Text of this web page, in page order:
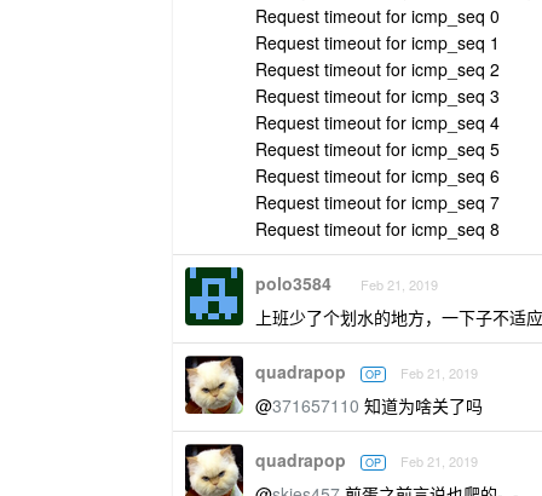
Request timeout for icmp_seq 0
Request timeout for icmp_seq 1
Request timeout for icmp_seq 2
Request timeout for icmp_seq 3
Request timeout for icmp_seq 4
Request timeout for icmp_seq 5
Request timeout for icmp_seq 6
Request timeout for icmp_seq 7
Request timeout for icmp_seq 8
polo3584 Feb 21, 2019
上班少了个划水的地方，一下子不适
quadrapop OP Feb 21, 2019
@371657110 知道为啥关了吗
quadrapop OP Feb 21, 2019